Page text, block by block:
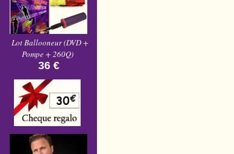
Lot Ballooneur (DVD +
Pompe + 260Q)
36 €